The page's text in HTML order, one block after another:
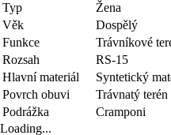
Typ
Žena
Věk
Dospělý
Funkce
Trávníkové
Rozsah
RS-15
Hlavní materiál
Syntetický
Povrch obuvi
Trávnatý
Podrážka
Cramponi
Loading...